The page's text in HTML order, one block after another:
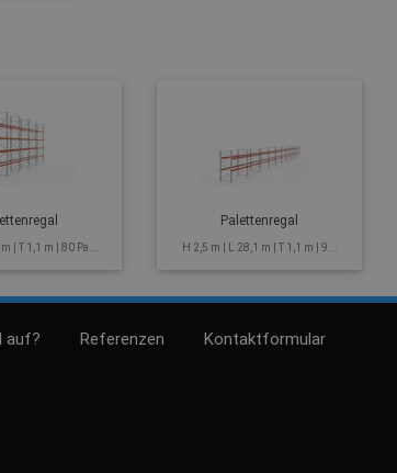
| T 1,1 m | 80 Pa...
Palettenregal
H 2,5 m | L 28,1 m | T 1,1 m | 9...
auf? Referenzen Kontaktformular